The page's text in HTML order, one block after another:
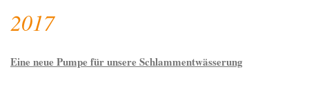
2017
Eine neue Pumpe für unsere Schlammentwässerung